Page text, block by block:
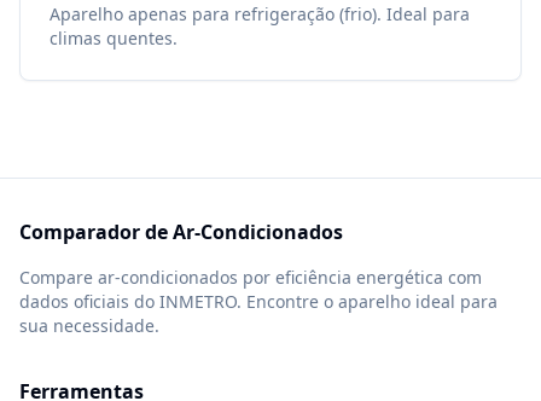
Aparelho apenas para refrigeração (frio). Ideal para
climas quentes.
Comparador de Ar-Condicionados
Compare ar-condicionados por eficiência energética com
dados oficiais do INMETRO. Encontre o aparelho ideal para
sua necessidade.
Ferramentas